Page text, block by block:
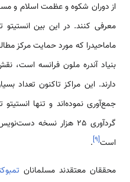
از دوران شکوه و عظمت اسلام و
معرفی کنند. در این بین انستیتو
ماماحیدرا که مورد حمایت مرکز
بنیاد آندره ملون فرانسه است،
دارند. این مراکز تاکنون تعداد
جمع‌آوری نموده‌اند و تنها
گردآوری 25 هزار نسخه
است[۹]
.
محققان معتقدند مسلمانان